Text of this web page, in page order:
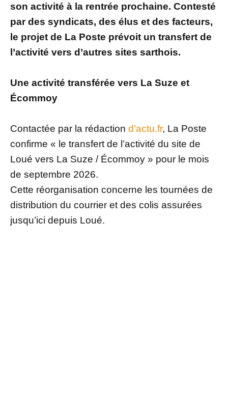
son activité à la rentrée prochaine. Contesté
par des syndicats, des élus et des facteurs,
le projet de La Poste prévoit un transfert de
l’activité vers d’autres sites sarthois.
Une activité transférée vers La Suze et
Écommoy
Contactée par la rédaction d’actu.fr, La Poste
confirme « le transfert de l’activité du site de
Loué vers La Suze / Écommoy » pour le mois
de septembre 2026.
Cette réorganisation concerne les tournées de
distribution du courrier et des colis assurées
jusqu’ici depuis Loué.